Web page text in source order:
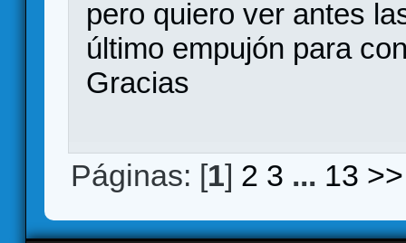
pero quiero ver antes
último empujón para
Gracias
Páginas: [1] 2 3 ... 13 >>